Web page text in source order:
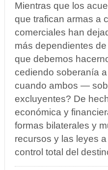
Mientras que los
que trafican armas a
comerciales han
más dependientes
que debemos
cediendo soberanía
cuando ambos —
excluyentes? De
económica y
formas bilaterales y
recursos y las leyes
control total del